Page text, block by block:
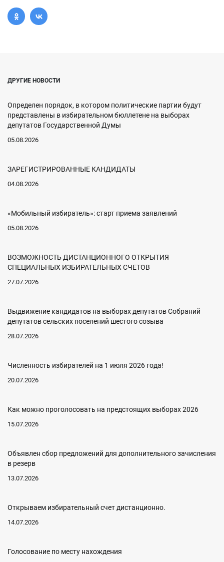
ДРУГИЕ НОВОСТИ
Определен порядок, в котором политические партии будут
представлены в избирательном бюллетене на выборах
депутатов Государственной Думы
05.08.2026
ЗАРЕГИСТРИРОВАННЫЕ КАНДИДАТЫ
04.08.2026
«Мобильный избиратель»: старт приема заявлений
05.08.2026
ВОЗМОЖНОСТЬ ДИСТАНЦИОННОГО ОТКРЫТИЯ
СПЕЦИАЛЬНЫХ ИЗБИРАТЕЛЬНЫХ СЧЕТОВ
27.07.2026
Выдвижение кандидатов на выборах депутатов Собраний
депутатов сельских поселений шестого созыва
28.07.2026
Численность избирателей на 1 июля 2026 года!
20.07.2026
Как можно проголосовать на предстоящих выборах 2026
15.07.2026
Объявлен сбор предложений для дополнительного зачисления
в резерв
13.07.2026
Открываем избирательный счет дистанционно.
14.07.2026
Голосование по месту нахождения